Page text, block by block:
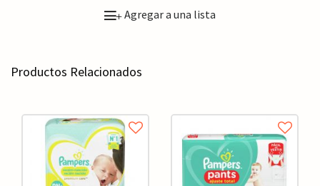
+Agregar a una lista
Productos Relacionados